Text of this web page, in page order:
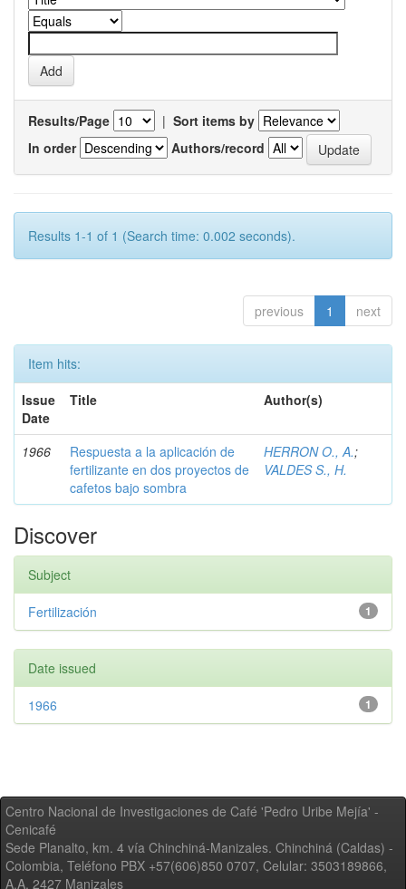
Results/Page | Sort items by
In order
Authors/record
Results 1-1 of 1 (Search time: 0.002 seconds).
previous 1 next
Item hits:
Issue
Date
Title Author(s)
1966
Respuesta a la aplicación de
fertilizante en dos proyectos de
cafetos bajo sombra
HERRON O., A.;
VALDES S., H.
Discover
Subject
1
Fertilización
Date issued
1
1966
Centro Nacional de Investigaciones de Café 'Pedro Uribe Mejía' -
Cenicafé
Sede Planalto, km. 4 vía Chinchiná-Manizales. Chinchiná (Caldas) -
Colombia, Teléfono PBX +57(606)850 0707, Celular: 3503189866,
A.A. 2427 Manizales